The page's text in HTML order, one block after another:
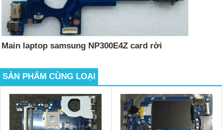
Main laptop samsung NP300E4Z card rời
SẢN PHẨM CÙNG LOẠI